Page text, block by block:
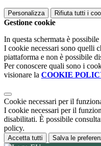
Personalizza Rifiuta tutti i
Gestione cookie
In questa schermata è
I cookie necessari sono quelli
piattaforma e non è possibile
Per conoscere quali sono i
visionare la COOKIE
Cookie necessari per il
I cookie necessari per il
disabilitati. È possibile
policy.
Accetta tutti Salva le